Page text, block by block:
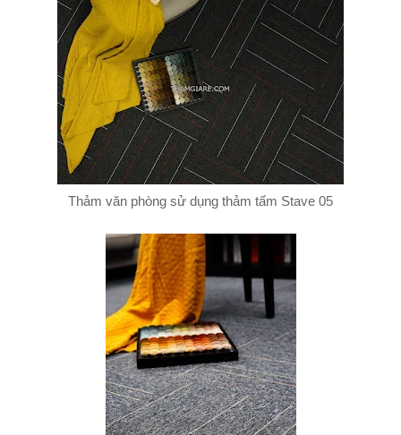
Thảm văn phòng sử dụng thảm tấm Stave 05